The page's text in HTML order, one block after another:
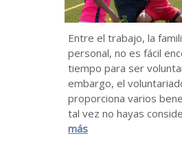
Entre el trabajo, la
personal, no es fácil
tiempo para ser
embargo, el
proporciona varios
tal vez no hayas
más